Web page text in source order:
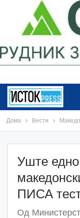
Дома Вести
Уште едно
ПИСА
Од